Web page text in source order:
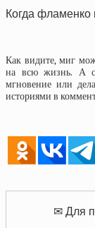
Когда фламенко
Как видите, миг
на всю жизнь. А
мгновение или
историями в
✉ Для